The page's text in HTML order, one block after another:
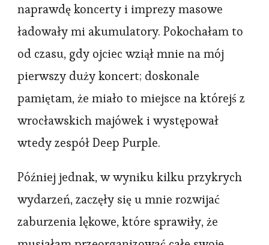
więźniem
własnego umysłu.
naprawdę koncerty i imprezy masowe
ładowały mi akumulatory. Pokochałam to
od czasu, gdy ojciec wziął mnie na mój
pierwszy duży koncert; doskonale
pamiętam, że miało to miejsce na którejś z
wrocławskich majówek i występował
wtedy zespół Deep Purple.
Później jednak, w wyniku kilku przykrych
wydarzeń, zaczęły się u mnie rozwijać
zaburzenia lękowe, które sprawiły, że